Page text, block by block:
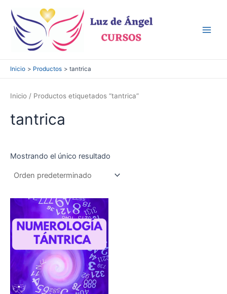
contenido
Inicio Productos tantrica
Inicio / Productos etiquetados “tantrica”
tantrica
Mostrando el único resultado